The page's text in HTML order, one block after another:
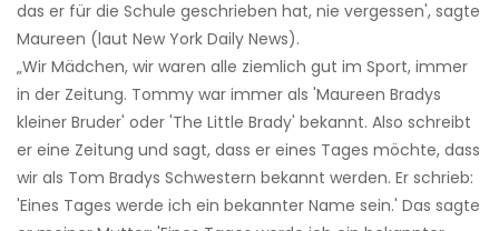
das er für die Schule geschrieben hat, nie vergessen', sagte
Maureen (laut New York Daily News).
„Wir Mädchen, wir waren alle ziemlich gut im Sport, immer
in der Zeitung. Tommy war immer als 'Maureen Bradys
kleiner Bruder' oder 'The Little Brady' bekannt. Also schreibt
er eine Zeitung und sagt, dass er eines Tages möchte, dass
wir als Tom Bradys Schwestern bekannt werden. Er schrieb:
'Eines Tages werde ich ein bekannter Name sein.' Das sagte